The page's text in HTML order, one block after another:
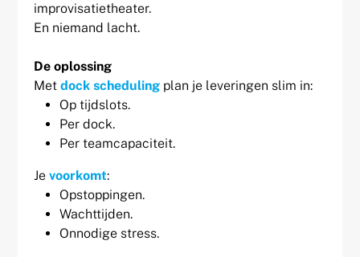
improvisatietheater.
En niemand lacht.
De oplossing
Met dock scheduling plan je leveringen slim in:
Op tijdslots.
Per dock.
Per teamcapaciteit.
Jevoorkomt:
Opstoppingen.
Wachttijden.
Onnodige stress.